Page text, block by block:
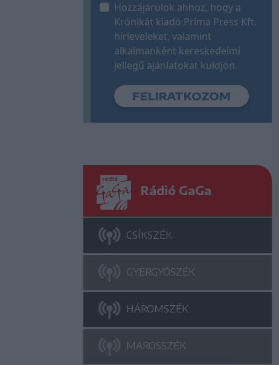
Hozzájárulok ahhoz, hogy a
Krónikát kiadó Príma Press Kft.
hírleveleket, valamint
alkalmanként kereskedelmi
jellegű ajánlatokat küldjön.
Rádió GaGa
CSÍKSZÉK
GYERGYÓSZÉK
HÁROMSZÉK
MAROSSZÉK